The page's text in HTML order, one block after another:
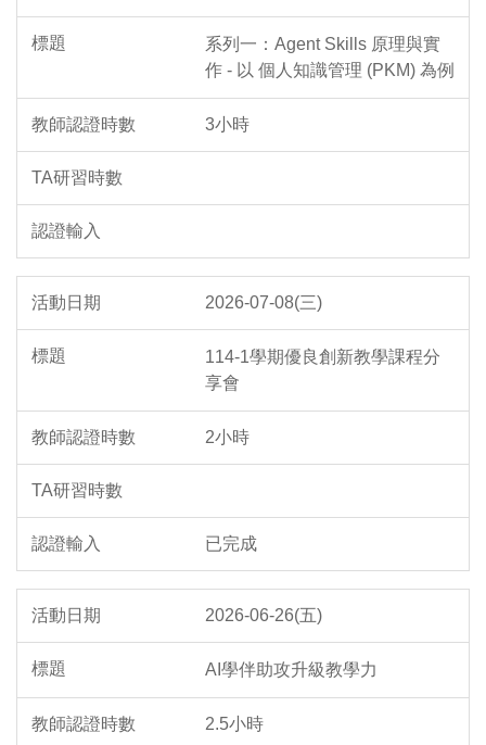
系列一：Agent Skills 原理與實
作 - 以 個人知識管理 (PKM) 為例
3小時
2026-07-08(三)
114-1學期優良創新教學課程分
享會
2小時
已完成
2026-06-26(五)
AI學伴助攻升級教學力
2.5小時